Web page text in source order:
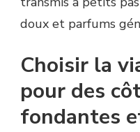
doux et parfums
Choisir la
pour des
fondantes